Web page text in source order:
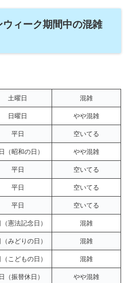
ィーク期間中の混雑
土曜日 混雑
日曜日 やや混雑
平日 空いてる
（昭和の日） やや混雑
平日 空いてる
平日 空いてる
平日 空いてる
憲法記念日） 混雑
みどりの日） 混雑
こどもの日） 混雑
（振替休日） やや混雑